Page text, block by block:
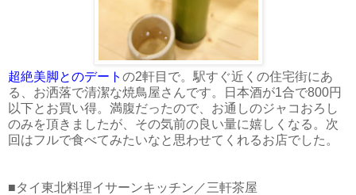
超絶美脚とのデート の2軒目で。駅すぐ近くの住宅街にあ
る、お洒落で清潔な焼鳥屋さんです。日本酒が1合で800円
以下とお買い得。満腹だったので、お通しのジャコおろし
のみを頂きましたが、その気前の良い量に嬉しくなる。次
回はフルで食べてみたいなと思わせてくれるお店でした。
■タイ東北料理イサーンキッチン／三軒茶屋